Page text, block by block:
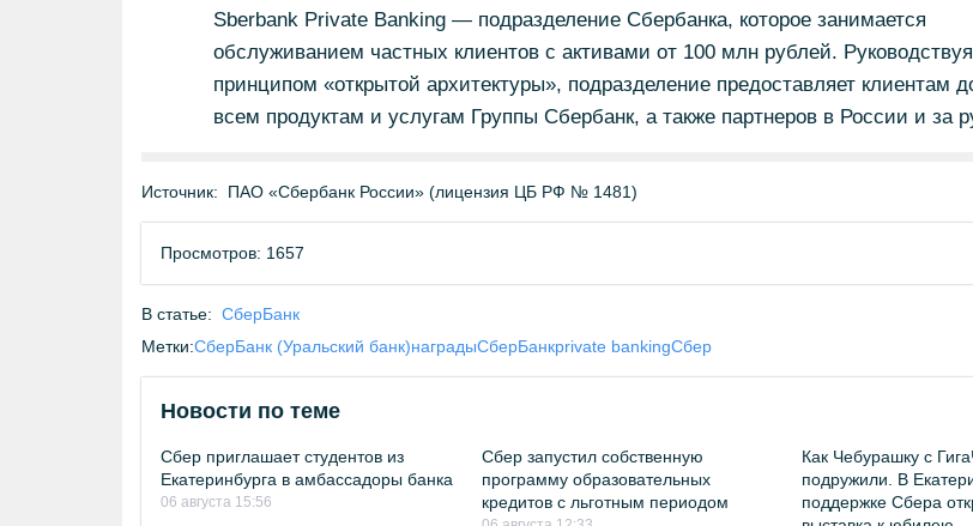
Sberbank Private Banking — подразделение Сбербанка, которое занимается
обслуживанием частных клиентов с активами от 100 млн рублей.
принципом «открытой архитектуры», подразделение предоставляет клиентам
всем продуктам и услугам Группы Сбербанк, а также партнеров в России и за
Источник: ПАО «Сбербанк России» (лицензия ЦБ РФ № 1481)
Просмотров: 1657
В статье: СберБанк
Метки:СберБанк (Уральский банк)наградыСберБанкprivate bankingСбер
Новости по теме
Сбер приглашает студентов из
Екатеринбурга в амбассадоры банка
06 августа 15:56
Сбер запустил собственную
программу образовательных
кредитов с льготным периодом
Как Чебурашку с
подружили. В
поддержке Сбера